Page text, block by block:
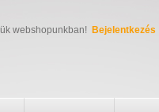
webshopunkban! Bejelentkezés